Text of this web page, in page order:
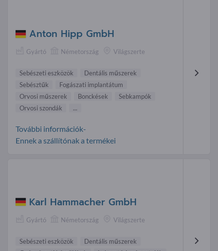
Anton Hipp GmbH
Gyártó Németország Világszerte
Sebészeti eszközök
Dentális műszerek
Sebésztűk
Fogászati implantátum
Orvosi műszerek
Bonckések
Sebkampók
Orvosi szondák
...
További információk-
Ennek a szállítónak a termékei
Karl Hammacher GmbH
Gyártó Németország Világszerte
Sebészeti eszközök
Dentális műszerek